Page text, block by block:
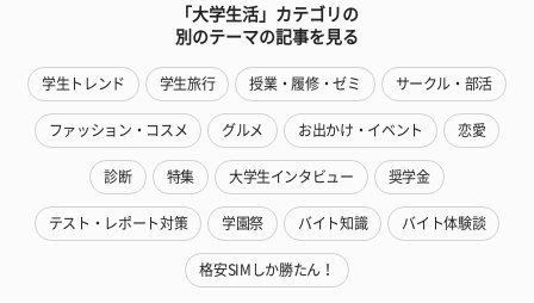
「大学生活」カテゴリの
別のテーマの記事を見る
学生トレンド 学生旅行 授業・履修・ゼミ サークル・部活
ファッション・コスメ グルメ お出かけ・イベント 恋愛
診断 特集 大学生インタビュー 奨学金
テスト・レポート対策 学園祭 バイト知識 バイト体験談
格安SIMしか勝たん！